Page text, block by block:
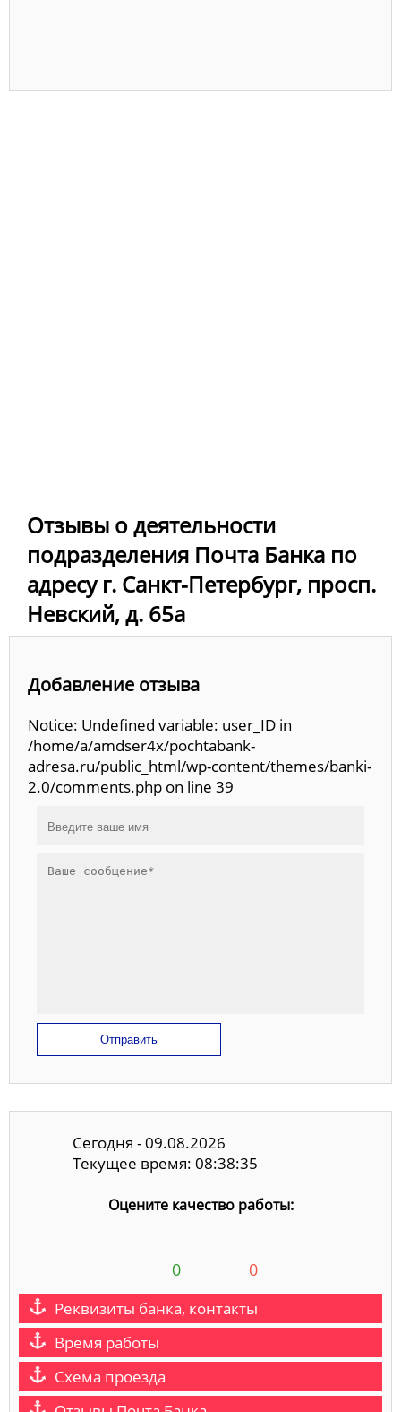
Отзывы о деятельности
подразделения Почта Банка по
адресу г. Санкт-Петербург, просп.
Невский, д. 65а
Добавление отзыва
Notice: Undefined variable: user_ID in
/home/a/amdser4x/pochtabank-
adresa.ru/public_html/wp-content/themes/banki-
2.0/comments.php on line 39
Отправить
Сегодня - 09.08.2026
Текущее время: 08:38:35
Оцените качество работы:
0 0
Реквизиты банка, контакты
Время работы
Схема проезда